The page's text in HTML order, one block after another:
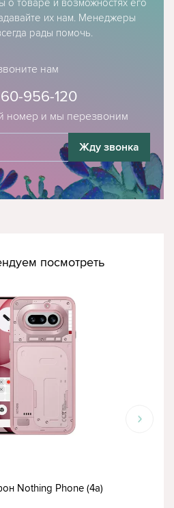
их нам. Менеджеры
рады помочь.
нам
номер и мы перезвоним
956-120
Жду звонка
посмотреть
Nothing Phone (4a)